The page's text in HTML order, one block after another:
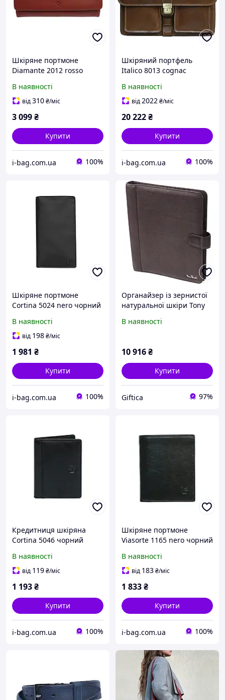
Шкіряне портмоне
Diamante 2012 rosso
В наявності
від310₴/міс
3 099₴
Купити
i-bag.com.ua 100%
Шкіряний портфель
Italico 8013 cognac
В наявності
від2022₴/міс
20 222₴
Купити
i-bag.com.ua 100%
Шкіряне портмоне
Cortina 5024 nero чорний
В наявності
від 198₴/міс
1 981 ₴
Купити
i-bag.com.ua 100%
Органайзер із зернистої
натуральної шкіри Tony
moro) Коричневий
В наявності
10 916₴
Купити
Giftica 97%
Кредитниця шкіряна
Cortina 5046 чорний
В наявності
від 119₴/міс
1 193₴
Купити
i-bag.com.ua 100%
Шкіряне портмоне
Viasorte 1165 nero чорний
В наявності
від 183₴/міс
1 833₴
Купити
i-bag.com.ua 100%